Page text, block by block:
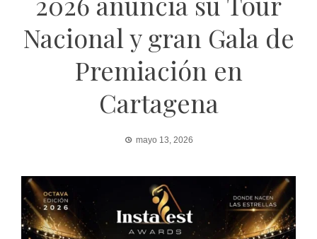
Nacional y gran Gala de
Premiación en
Cartagena
mayo 13, 2026